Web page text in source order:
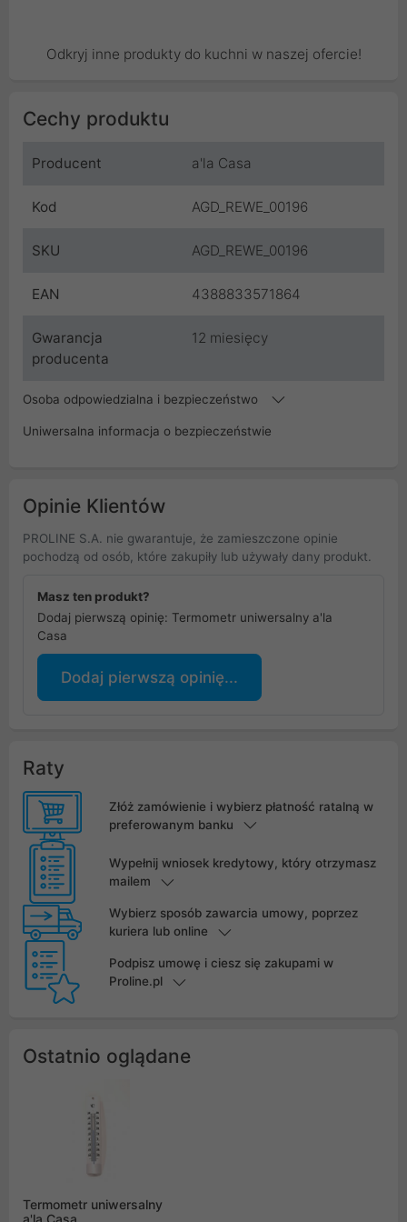
Odkryj inne produkty do kuchni w naszej ofercie!
Cechy produktu
Producent a'la Casa
Kod AGD_REWE_00196
SKU AGD_REWE_00196
EAN 4388833571864
Gwarancja
producenta
12 miesięcy
Osoba odpowiedzialna i bezpieczeństwo
Uniwersalna informacja o bezpieczeństwie
Opinie Klientów
PROLINE S.A. nie gwarantuje, że zamieszczone opinie
pochodzą od osób, które zakupiły lub używały dany produkt.
Masz ten produkt?
Dodaj pierwszą opinię: Termometr uniwersalny a'la
Casa
Dodaj pierwszą opinię...
Raty
Złóż zamówienie i wybierz płatność ratalną w
preferowanym banku
Wypełnij wniosek kredytowy, który otrzymasz
mailem
Wybierz sposób zawarcia umowy, poprzez
kuriera lub online
Podpisz umowę i ciesz się zakupami w
Proline.pl
Ostatnio oglądane
Termometr uniwersalny